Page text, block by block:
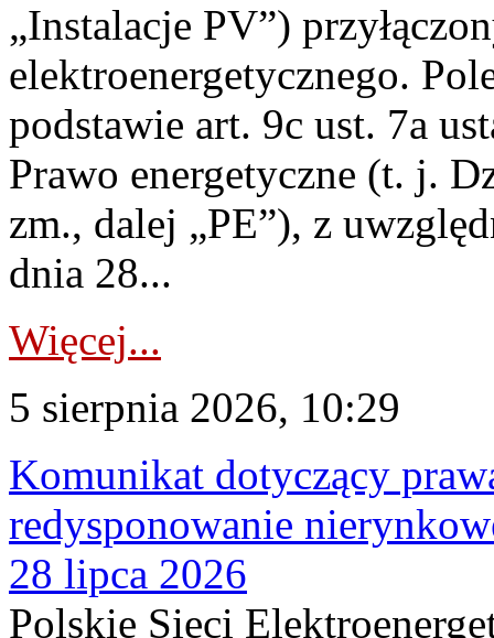
„Instalacje PV”)
elektroenergetycznego.
podstawie art. 9c ust. 7a
Prawo energetyczne (t. j.
zm., dalej „PE”), z
dnia 28...
Więcej...
5 sierpnia 2026, 10:29
Komunikat dotyczący
redysponowanie
28 lipca 2026
Polskie Sieci